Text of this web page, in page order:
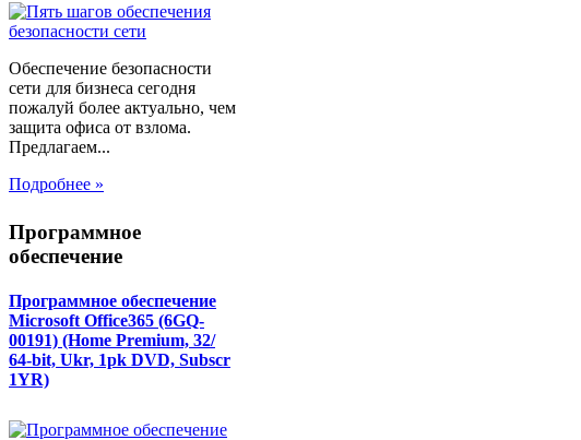
Обеспечение безопасности
сети для бизнеса сегодня
пожалуй более актуально, чем
защита офиса от взлома.
Предлагаем...
Подробнее »
Программное
обеспечение
Программное обеспечение
Microsoft Office365 (6GQ-
00191) (Home Premium, 32/
64-bit, Ukr, 1pk DVD, Subscr
1YR)